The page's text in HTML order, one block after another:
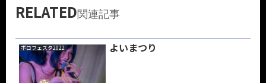
RELATED関連記事
ボロフェスタ2022 よいまつり